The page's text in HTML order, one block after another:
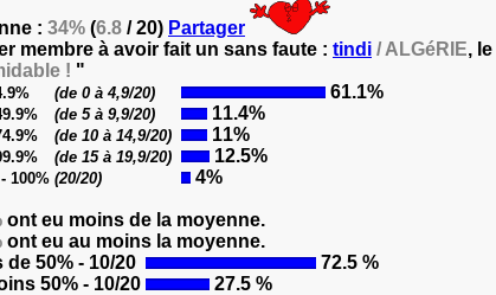
: 34% (6.8 / 20) Partager
membre à avoir fait un sans faute : tindi / ALGéRIE, le
! "
(de 0 à 4,9/20) 61.1%
(de 5 à 9,9/20) 11.4%
(de 10 à 14,9/20) 11%
(de 15 à 19,9/20) 12.5%
100% (20/20) 4%
ont eu moins de la moyenne.
ont eu au moins la moyenne.
de 50% - 10/20
72.5 %
50% - 10/20
27.5 %